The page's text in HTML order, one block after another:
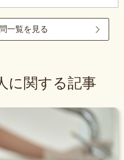
一覧を見る
に関する記事